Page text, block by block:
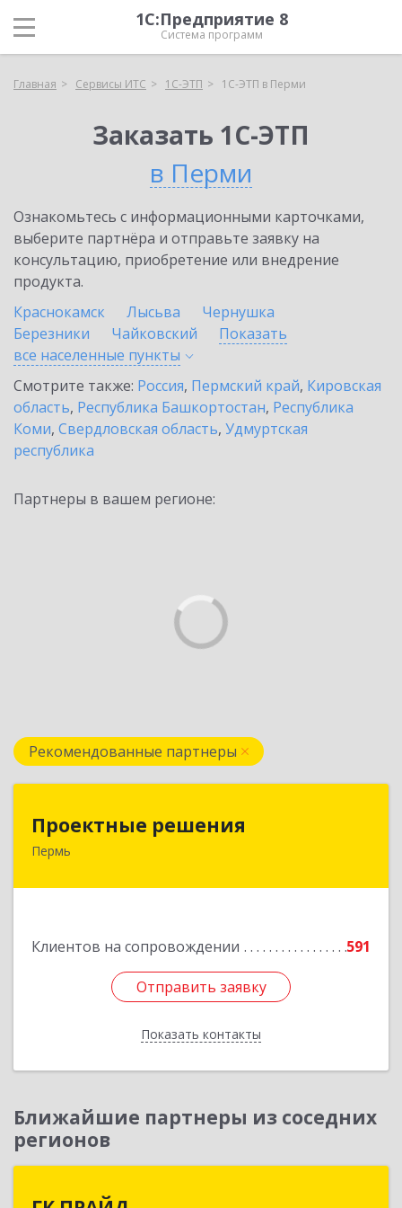
1С:Предприятие 8
Система программ
Главная Сервисы ИТС 1С-ЭТП 1С-ЭТП в Перми
Заказать 1С-ЭТП
в Перми
Ознакомьтесь с информационными карточками,
выберите партнёра и отправьте заявку на
консультацию, приобретение или внедрение
продукта.
Краснокамск
Лысьва
Чернушка
Березники
Чайковский
Показать
все населенные пункты
Смотрите также: Россия, Пермский край, Кировская
область, Республика Башкортостан, Республика
Коми, Свердловская область, Удмуртская
республика
Партнеры в вашем регионе:
Рекомендованные партнеры
Проектные решения
Пермь
Клиентов на сопровождении 591
Отправить заявку
Показать контакты
614087, Пермский край, Пермь г, Малкова ул,
Отправить заявку
Назад
Ближайшие партнеры из соседних
регионов